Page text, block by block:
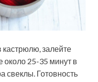
кастрюлю, залейте
около 25-35 минут в
свеклы. Готовность